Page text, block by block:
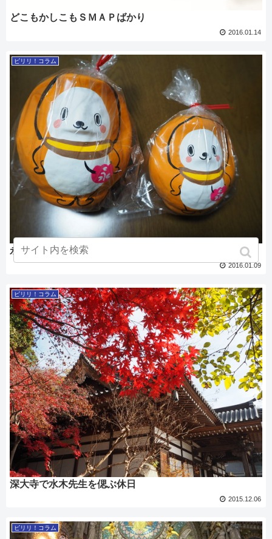
どこもかしこもＳＭＡＰばかり
2016.01.14
ピリリ！コラム
永どんのだるまを買ってきた
2016.01.09
ピリリ！コラム
深大寺で水木先生を偲ぶ休日
2015.12.06
ピリリ！コラム